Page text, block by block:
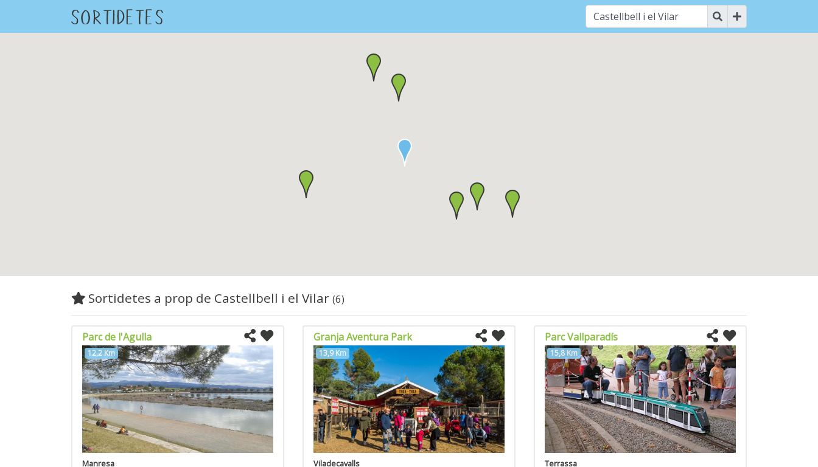
Sortidetes a prop de Castellbell i el Vilar (6)
Parc de l'Agulla
12,2 Km
Manresa
Granja Aventura Park
13,9 Km
Viladecavalls
Parc Vallparadís
15,8 Km
Terrassa